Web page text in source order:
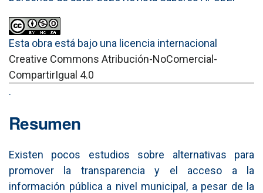
Esta obra está bajo una licencia internacional
Creative Commons Atribución-NoComercial-
CompartirIgual 4.0
.
Resumen
Existen pocos estudios sobre alternativas para
promover la transparencia y el acceso a la
información pública a nivel municipal, a pesar de la